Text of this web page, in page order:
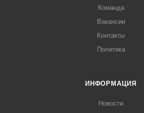
Команда
Вакансии
Контакты
Политика
ИНФОРМАЦИЯ
Новости